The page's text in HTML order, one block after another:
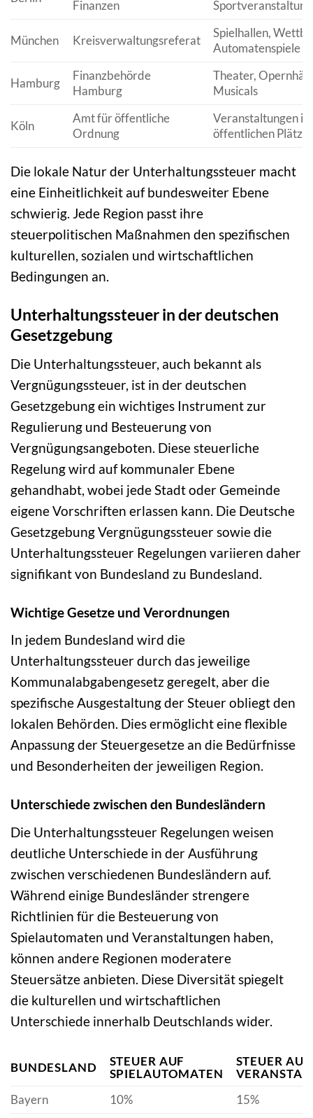
Finanzen
München Kreisverwaltungsreferat
Spielhallen,
Automatenspiele
Hamburg
Finanzbehörde
Hamburg
Theater,
Musicals
Köln
Amt für öffentliche
Ordnung
Veranstaltungen in
öffentlichen
Die lokale Natur der Unterhaltungssteuer macht
eine Einheitlichkeit auf bundesweiter Ebene
schwierig. Jede Region passt ihre
steuerpolitischen Maßnahmen den spezifischen
kulturellen, sozialen und wirtschaftlichen
Bedingungen an.
Unterhaltungssteuer in der deutschen
Gesetzgebung
Die Unterhaltungssteuer, auch bekannt als
Vergnügungssteuer, ist in der deutschen
Gesetzgebung ein wichtiges Instrument zur
Regulierung und Besteuerung von
Vergnügungsangeboten. Diese steuerliche
Regelung wird auf kommunaler Ebene
gehandhabt, wobei jede Stadt oder Gemeinde
eigene Vorschriften erlassen kann. Die Deutsche
Gesetzgebung Vergnügungssteuer sowie die
Unterhaltungssteuer Regelungen variieren daher
signifikant von Bundesland zu Bundesland.
Wichtige Gesetze und Verordnungen
In jedem Bundesland wird die
Unterhaltungssteuer durch das jeweilige
Kommunalabgabengesetz geregelt, aber die
spezifische Ausgestaltung der Steuer obliegt den
lokalen Behörden. Dies ermöglicht eine flexible
Anpassung der Steuergesetze an die Bedürfnisse
und Besonderheiten der jeweiligen Region.
Unterschiede zwischen den Bundesländern
Die Unterhaltungssteuer Regelungen weisen
deutliche Unterschiede in der Ausführung
zwischen verschiedenen Bundesländern auf.
Während einige Bundesländer strengere
Richtlinien für die Besteuerung von
Spielautomaten und Veranstaltungen haben,
können andere Regionen moderatere
Steuersätze anbieten. Diese Diversität spiegelt
die kulturellen und wirtschaftlichen
Unterschiede innerhalb Deutschlands wider.
BUNDESLAND
STEUER AUF
SPIELAUTOMATEN
STEUER AUF
Bayern
10%
15%